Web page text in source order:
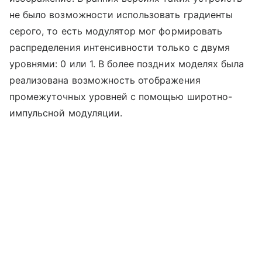
не было возможности использовать градиенты
серого, то есть модулятор мог формировать
распределения интенсивности только с двумя
уровнями: 0 или 1. В более поздних моделях была
реализована возможность отображения
промежуточных уровней с помощью широтно-
импульсной модуляции.